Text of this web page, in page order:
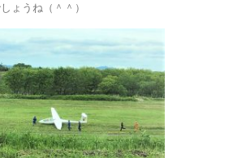
ょうね（＾＾）